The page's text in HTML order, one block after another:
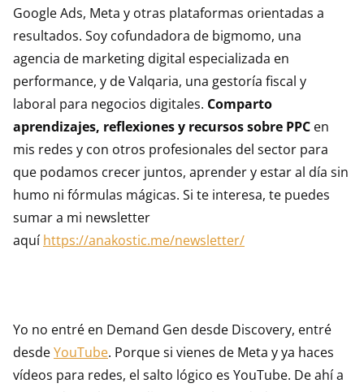
Google Ads, Meta y otras plataformas orientadas a
resultados. Soy cofundadora de bigmomo, una
agencia de marketing digital especializada en
performance, y de Valqaria, una gestoría fiscal y
laboral para negocios digitales. Comparto
aprendizajes, reflexiones y recursos sobre PPC en
mis redes y con otros profesionales del sector para
que podamos crecer juntos, aprender y estar al día sin
humo ni fórmulas mágicas. Si te interesa, te puedes
sumar a mi newsletter
aquíhttps://anakostic.me/newsletter/
Yo no entré en Demand Gen desde Discovery, entré
desdeYouTube. Porque si vienes de Meta y ya haces
vídeos para redes, el salto lógico es YouTube. De ahí a